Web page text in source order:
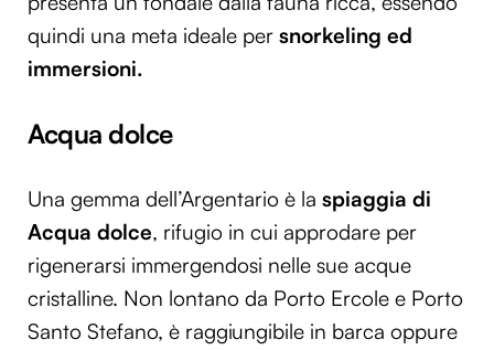
quindi una meta ideale per snorkeling ed
immersioni.
Acqua dolce
Una gemma dell’Argentario è la spiaggia di
Acqua dolce, rifugio in cui approdare per
rigenerarsi immergendosi nelle sue acque
cristalline. Non lontano da Porto Ercole e Porto
Santo Stefano, è raggiungibile in barca oppure